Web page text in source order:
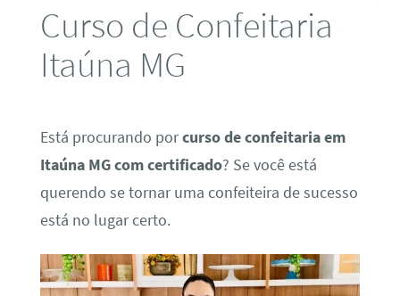
Curso de Confeitaria
Itaúna MG
Está procurando porcurso de confeitaria em
Itaúna MG com certificado? Se você está
querendo se tornar uma confeiteira de sucesso
está no lugar certo.